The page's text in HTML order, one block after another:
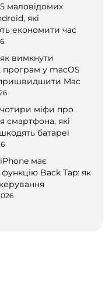
маловідомих
які
економити час
вимкнути
програм у macOS
пришвидшити Mac
міфи про
смартфона, які
батареї
має
Back Tap: як